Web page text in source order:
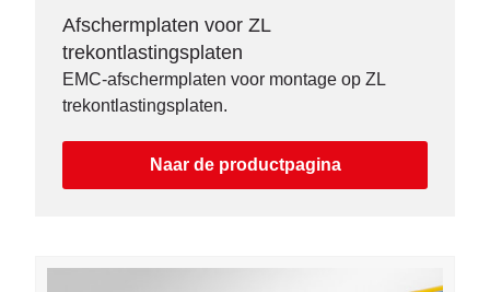
Afschermplaten voor ZL
trekontlastingsplaten
EMC-afschermplaten voor montage op ZL
trekontlastingsplaten.
Naar de productpagina